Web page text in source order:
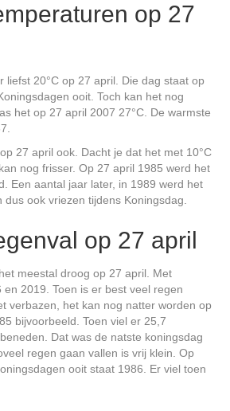
op 27
liefst 20°C op 27 april. Die dag staat op
ooit. Toch kan het nog
het op 27 april 2007 27°C. De warmste
27 april ook. Dacht je dat het met 10°C
nog frisser. Op 27 april 1985 werd het
Een aantal jaar later, in 1989 werd het
dus ook vriezen tijdens Koningsdag.
op 27 april
meestal droog op 27 april. Met
2019. Toen is er best veel regen
verbazen, het kan nog natter worden op
bijvoorbeeld. Toen viel er 25,7
Dat was de natste koningsdag
regen gaan vallen is vrij klein. Op
ooit staat 1986. Er viel toen